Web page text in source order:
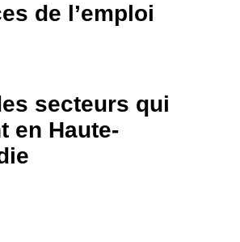
de l’emploi
secteurs qui
en Haute-